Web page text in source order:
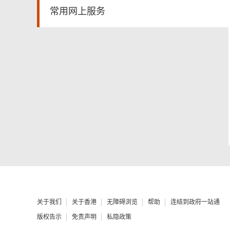
常用网上服务
关于我们 关于香港 无障碍浏览 帮助 连结到政府一站通
版权告示 免责声明 私隐政策